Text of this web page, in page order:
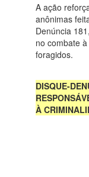
A ação
anônimas
Denúncia
no combate
foragidos.
DISQUE-
À